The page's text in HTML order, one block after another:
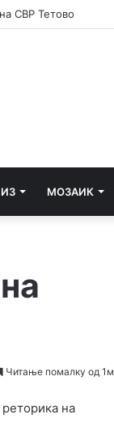
со одговорност
МОЗАИК
Читање помалку од 1м
на